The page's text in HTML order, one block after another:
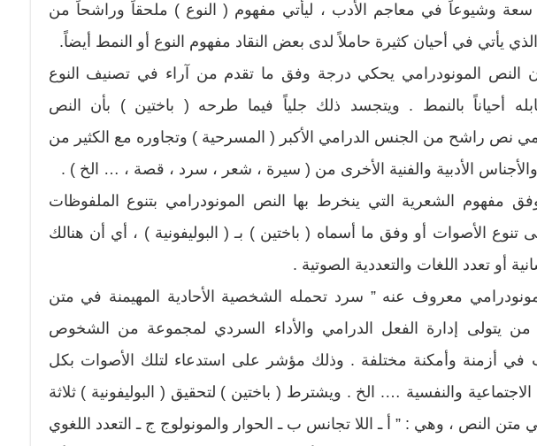
سعة وشيوعاً في معاجم الأدب ، ليأتي مفهوم ( النوع ) ملحقاً وراشحاً من
يأتي في أحيان كثيرة حاملاً لدى بعض النقاد مفهوم النوع أو النمط أيضاً.
النص المونودرامي يحكي درجة وفق ما تقدم من آراء في تصنيف النوع
أحياناً بالنمط . ويتجسد ذلك جلياً فيما طرحه ( باختين ) بأن النص
نص راشح من الجنس الدرامي الأكبر ( المسرحية ) وتجاوره مع الكثير من
الأدبية والفنية الأخرى من ( سيرة ، شعر ، سرد ، قصة ، … الخ ) .
مفهوم الشعرية التي ينخرط بها النص المونودرامي بتنوع الملفوظات
تنوع الأصوات أو وفق ما أسماه ( باختين ) بـ ( البوليفونية ) ، أي أن هنالك
أو تعدد اللغات والتعددية الصوتية .
معروف عنه ” سرد تحمله الشخصية الأحادية المهيمنة في متن
من يتولى إدارة الفعل الدرامي والأداء السردي لمجموعة من الشخوص
في أزمنة وأمكنة مختلفة . وذلك مؤشر على استدعاء لتلك الأصوات بكل
الاجتماعية والنفسية …. الخ . ويشترط ( باختين ) لتحقيق ( البوليفونية ) ثلاثة
النص ، وهي : ” أ ـ اللا تجانس ب ـ الحوار والمونولوج ج ـ التعدد اللغوي